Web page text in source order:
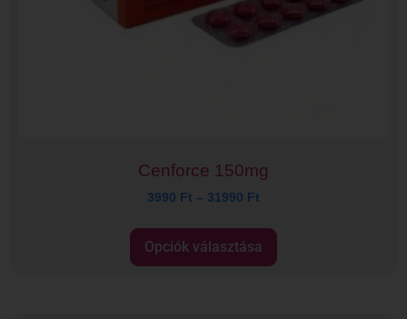
Cenforce 150mg
3990 Ft – 31990 Ft
Opciók választása